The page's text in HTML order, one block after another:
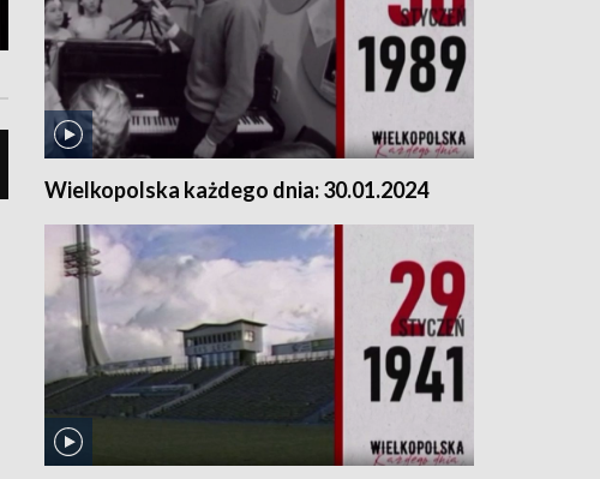
Wielkopolska każdego dnia: 30.01.2024